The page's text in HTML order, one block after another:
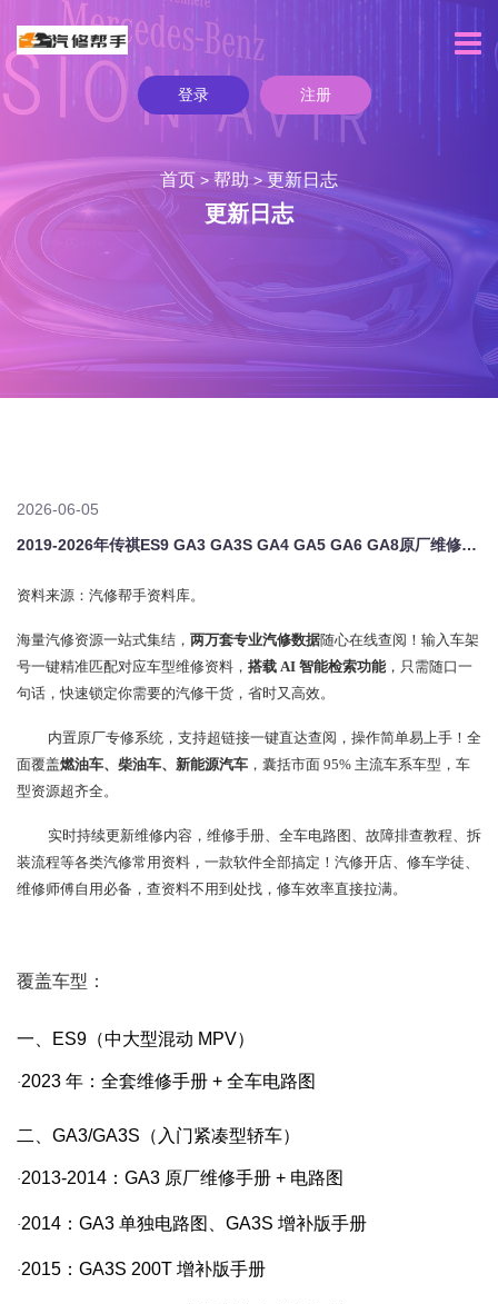
登录 注册
首页 > 帮助>更新日志
更新日志
2026-06-05
2019-2026年传祺ES9 GA3 GA3S GA4 GA5 GA6 GA8原厂维修手册电路图资料、维修资料、汽修资料库、正时资料、螺丝扭力、拆装步骤、故障码、针脚定义、保险盒图解、发动机大修资料、变速箱维修资料、底盘维修图纸、车身线路图、传感器线路图、数据流资料、线束走向图、继电器位置图、空调维修图纸、车身控制模块资料、发动机正时图解、大修装配数据、通病故障案例、新能源高压电路图、混动维修资
资料来源：汽修帮手资料库。
海量汽修资源一站式集结， 两万套专业汽修数据随心在线查阅！输入车架
号一键精准匹配对应车型维修资料， 搭载 AI 智能检索功能 ，只需随口一
句话，快速锁定你需要的汽修干货，省时又高效。
内置原厂专修系统，支持超链接一键直达查阅，操作简单易上手！全
面覆盖燃油车、柴油车、新能源汽车 ，囊括市面 95% 主流车系车型，车
型资源超齐全。
实时持续更新维修内容，维修手册、全车电路图、故障排查教程、拆
装流程等各类汽修常用资料，一款软件全部搞定！汽修开店、修车学徒、
维修师傅自用必备，查资料不用到处找，修车效率直接拉满。
覆盖车型：
一、ES9（中大型混动 MPV）
·2023 年：全套维修手册 + 全车电路图
二、GA3/GA3S（入门紧凑型轿车）
·2013-2014 ： GA3 原厂维修手册 + 电路图
·2014 ： GA3 单独电路图、 GA3S 增补版手册
·2015 ： GA3S 200T 增补版手册